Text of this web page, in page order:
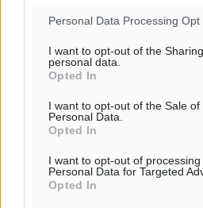
Personal Data Processing Opt
I want to opt-out of the
personal data.
Opted In
I want to opt-out of the Sale of
Personal Data.
Opted In
I want to opt-out of processing
Personal Data for Targeted
Opted In
Γ’ Εθνική Κατηγορία: Οι
Αθλητικά• πριν 3 ώρες